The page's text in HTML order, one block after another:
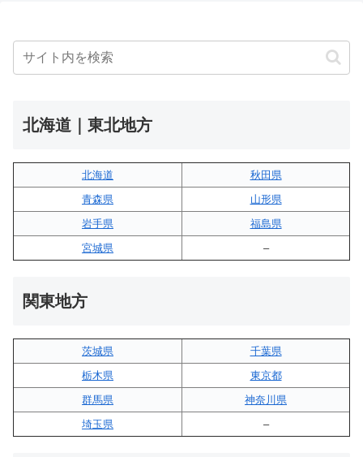
北海道｜東北地方
北海道
秋田県
青森県
山形県
岩手県
福島県
宮城県
–
関東地方
茨城県
千葉県
栃木県
東京都
群馬県
神奈川県
埼玉県
–